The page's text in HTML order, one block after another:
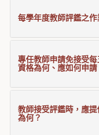
每學年度教師評鑑之作
專任教師申請免接受每
資格為何、應如何申請
教師接受評鑑時，應
為何？